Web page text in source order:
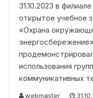
31.10.2023 в
открытое учебное
«Охрана
использования
коммуникативных
webmaster